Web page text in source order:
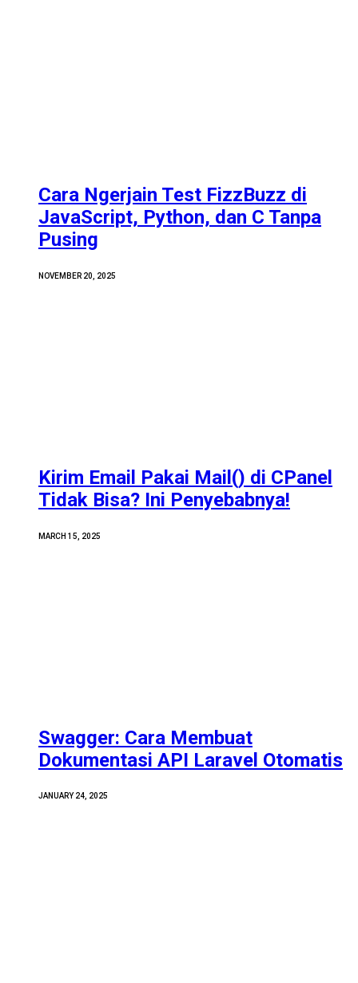
Cara Ngerjain Test FizzBuzz di
JavaScript, Python, dan C Tanpa
Pusing
NOVEMBER 20, 2025
Kirim Email Pakai Mail() di CPanel
Tidak Bisa? Ini Penyebabnya!
MARCH 15, 2025
Swagger: Cara Membuat
Dokumentasi API Laravel Otomatis
JANUARY 24, 2025